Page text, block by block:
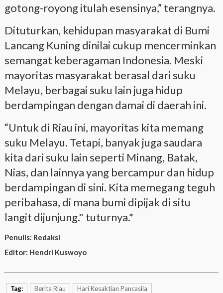
gotong-royong itulah esensinya,” terangnya.
Dituturkan, kehidupan masyarakat di Bumi
Lancang Kuning dinilai cukup mencerminkan
semangat keberagaman Indonesia. Meski
mayoritas masyarakat berasal dari suku
Melayu, berbagai suku lain juga hidup
berdampingan dengan damai di daerah ini.
“Untuk di Riau ini, mayoritas kita memang
suku Melayu. Tetapi, banyak juga saudara
kita dari suku lain seperti Minang, Batak,
Nias, dan lainnya yang bercampur dan hidup
berdampingan di sini. Kita memegang teguh
peribahasa, di mana bumi dipijak di situ
langit dijunjung." tuturnya.*
Penulis: Redaksi
Editor: Hendri Kuswoyo
Tag: Berita Riau Hari Kesaktian Pancasila